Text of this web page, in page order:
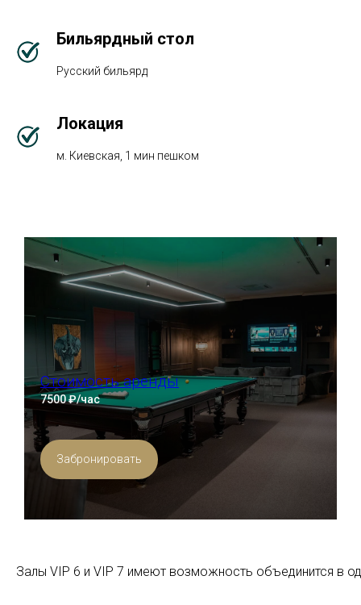
Бильярдный стол
Русский бильярд
Локация
м. Киевская, 1 мин пешком
Стоимость аренды
7500 ₽/час
Забронировать
Залы VIP 6 и VIP 7 имеют возможность объединится в